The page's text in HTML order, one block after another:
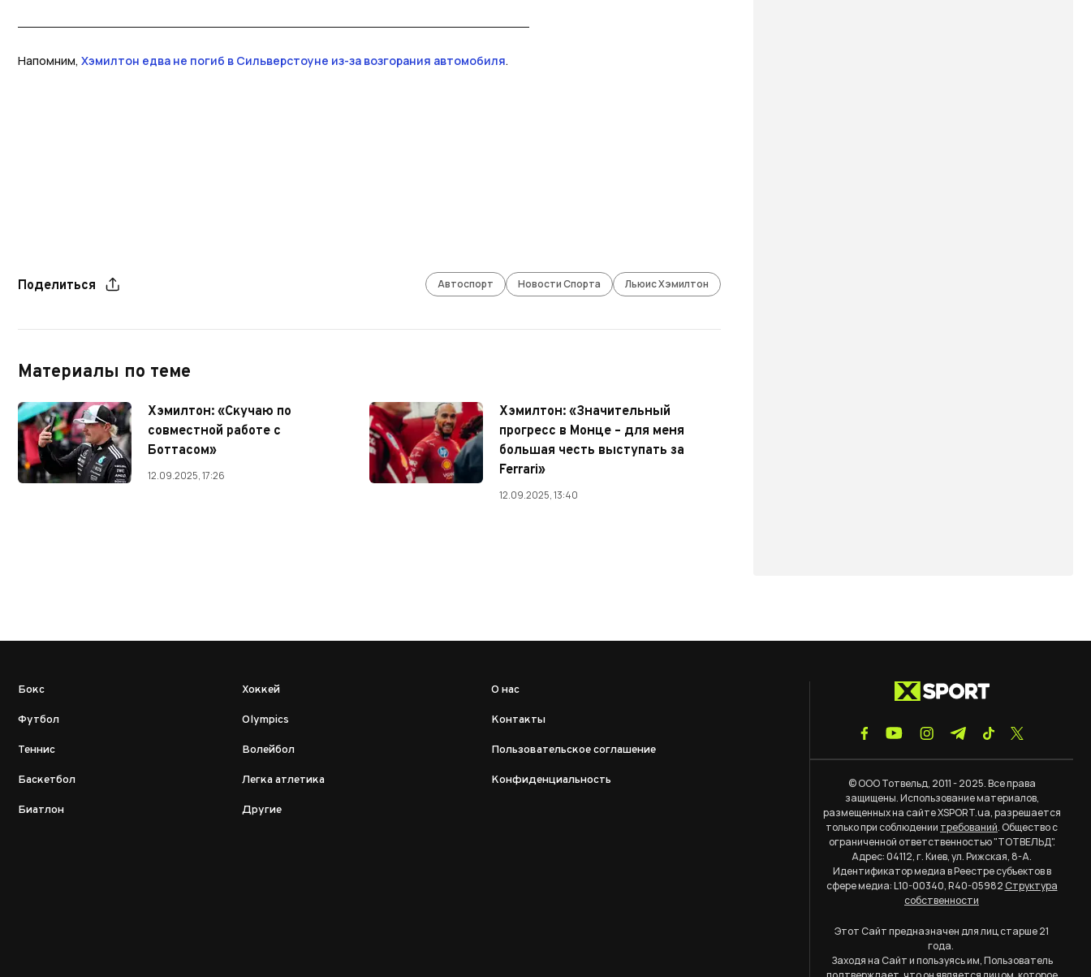
Напомним, Хэмилтон едва не погиб в Сильверстоуне из-за возгорания автомобиля.
Поделиться Автоспорт Новости Спорта Льюис Хэмилтон
Материалы по теме
Хэмилтон: «Скучаю по
совместной работе с
Боттасом»
12.09.2025, 17:26
Хэмилтон: «Значительный
прогресс в Монце – для меня
большая честь выступать за
Ferrari»
12.09.2025, 13:40
Бокс
Футбол
Теннис
Баскетбол
Биатлон
Хоккей
Olympics
Волейбол
Легка атлетика
Другие
О нас
Контакты
Пользовательское соглашение
Конфиденциальность
© ООО Тотвельд, 2011 - 2025. Все права
защищены. Использование материалов,
размещенных на сайте XSPORT.ua, разрешается
только при соблюдении требований. Общество с
ограниченной ответственностью "ТОТВЕЛЬД".
Адрес: 04112, г. Киев, ул. Рижская, 8-А.
Идентификатор медиа в Реестре субъектов в
сфере медиа: L10-00340, R40-05982Структура
собственности
Этот Сайт предназначен для лиц старше 21
года.
Заходя на Сайт и пользуясь им, Пользователь